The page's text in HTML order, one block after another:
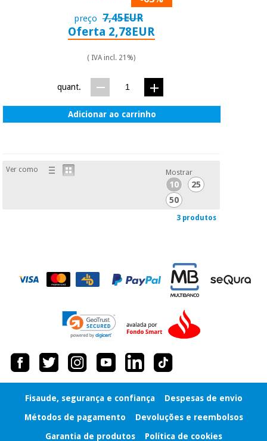
preço 7,45EUR
Oferta 2,78EUR
( IVA incl. 21%)
quant.
Adicionar ao carrinho
Ver como Mostrar
10
25
50
3 produtos
Fisaude, segurança e confiança
Despesas de envio
Métodos de pagamento
Devoluções e reembolsos
Garantia de produtos
Política de cookies